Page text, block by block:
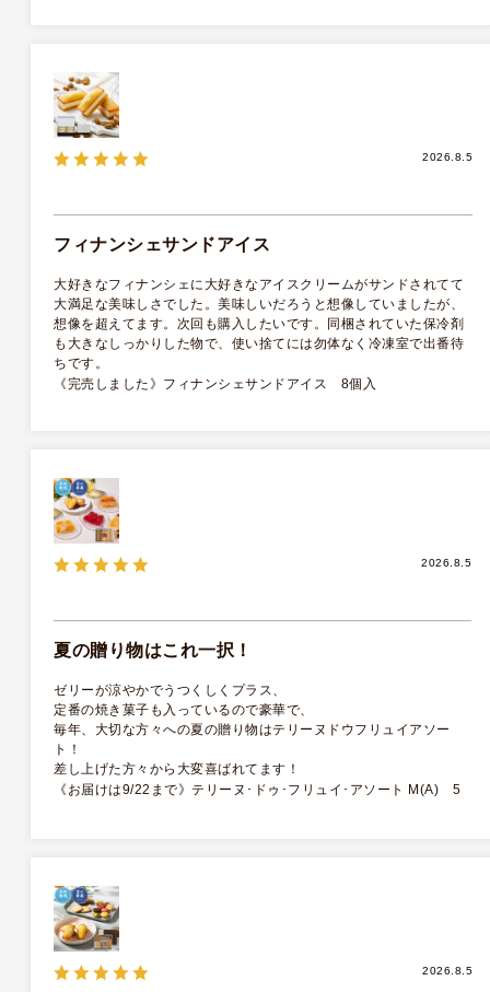
2026.8.5
フィナンシェサンドアイス
大好きなフィナンシェに大好きなアイスクリームがサンドされてて
大満足な美味しさでした。美味しいだろうと想像していましたが、
想像を超えてます。次回も購入したいです。同梱されていた保冷剤
も大きなしっかりした物で、使い捨てには勿体なく冷凍室で出番待
ちです。
《完売しました》フィナンシェサンドアイス 8個入
2026.8.5
夏の贈り物はこれ一択！
ゼリーが涼やかでうつくしくプラス、
定番の焼き菓子も入っているので豪華で、
毎年、大切な方々への夏の贈り物はテリーヌドウフリュイアソー
ト！
差し上げた方々から大変喜ばれてます！
《お届けは9/22まで》テリーヌ･ドゥ･フリュイ･アソート M(A) 5
2026.8.5